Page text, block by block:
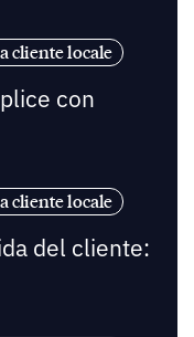
cliente locale
con
cliente locale
del cliente: